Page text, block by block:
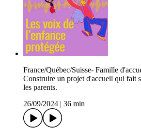
France/Québec/Suisse- Famille
Construire un projet d'accueil qui fait
les parents.
26/09/2024
36 min